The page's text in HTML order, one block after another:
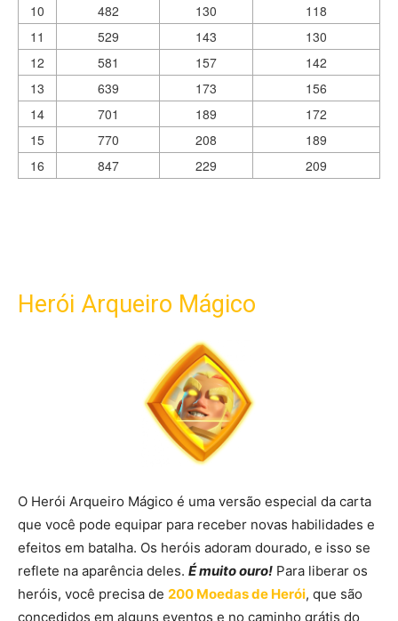
10
482 130
118
11
529 143
130
12
581 157
142
13
639 173
156
14
701 189
172
15
770 208
189
16
847 229 209
Herói Arqueiro Mágico
O Herói Arqueiro Mágico é uma versão especial da carta
que você pode equipar para receber novas habilidades e
efeitos em batalha. Os heróis adoram dourado, e isso se
reflete na aparência deles. É muito ouro! Para liberar os
heróis, você precisa de 200 Moedas de Herói, que são
concedidos em alguns eventos e no caminho grátis do